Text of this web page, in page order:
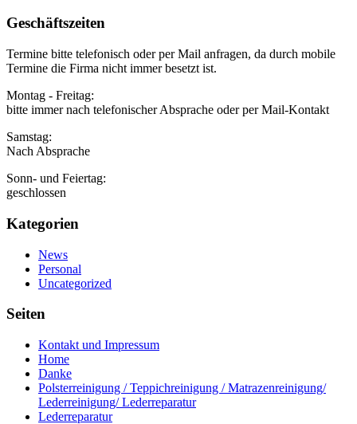
Geschäftszeiten
Termine bitte telefonisch oder per Mail anfragen, da durch mobile
Termine die Firma nicht immer besetzt ist.
Montag - Freitag:
bitte immer nach telefonischer Absprache oder per Mail-Kontakt
Samstag:
Nach Absprache
Sonn- und Feiertag:
geschlossen
Kategorien
News
Personal
Uncategorized
Seiten
Kontakt und Impressum
Home
Danke
Polsterreinigung / Teppichreinigung / Matrazenreinigung/
Lederreinigung/ Lederreparatur
Lederreparatur